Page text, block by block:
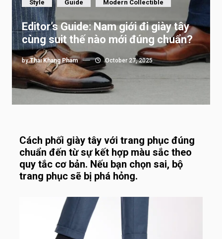
Style Guide Modern Collectible
Editor’s Guide: Nam giới đi giày tây
cùng suit thế nào mới đúng chuẩn?
byThai Khang Pham October 27, 2025
Cách phối giày tây với trang phục đúng
chuẩn đến từ sự kết hợp màu sắc theo
quy tắc cơ bản. Nếu bạn chọn sai, bộ
trang phục sẽ bị phá hỏng.